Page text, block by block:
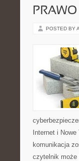
POSTED BY
Internet i
komunikacja
czytelnik